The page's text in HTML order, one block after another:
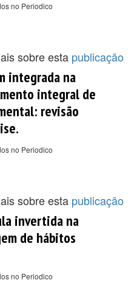
no Periodico
sobre esta publicação
integrada na
integral de
revisão
no Periodico
sobre esta publicação
invertida na
de hábitos
no Periodico